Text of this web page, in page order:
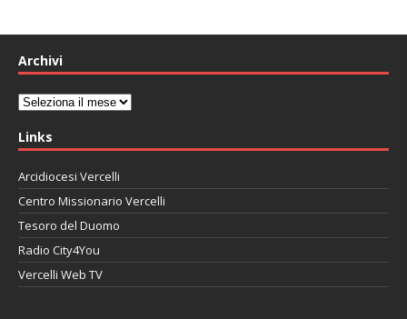
Archivi
Archivi
Links
Arcidiocesi Vercelli
Centro Missionario Vercelli
Tesoro del Duomo
Radio City4You
Vercelli Web TV